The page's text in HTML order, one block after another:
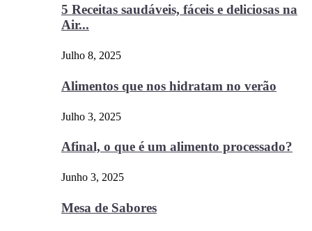
5 Receitas saudáveis, fáceis e deliciosas na
Air...
Julho 8, 2025
Alimentos que nos hidratam no verão
Julho 3, 2025
Afinal, o que é um alimento processado?
Junho 3, 2025
Mesa de Sabores